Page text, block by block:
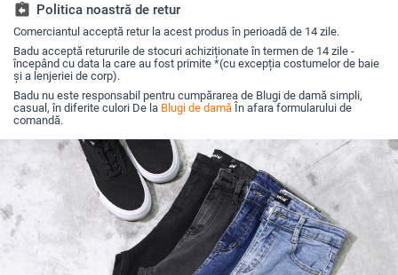
assignment_return Politica noastră de retur
Comerciantul acceptă retur la acest produs în perioadă de 14 zile.
Badu acceptă retururile de stocuri achiziționate în termen de 14 zile -
începând cu data la care au fost primite *(cu excepția costumelor de baie
și a lenjeriei de corp).
Badu nu este responsabil pentru cumpărarea de Blugi de damă simpli,
casual, în diferite culori De la Blugi de damă În afara formularului de
comandă.